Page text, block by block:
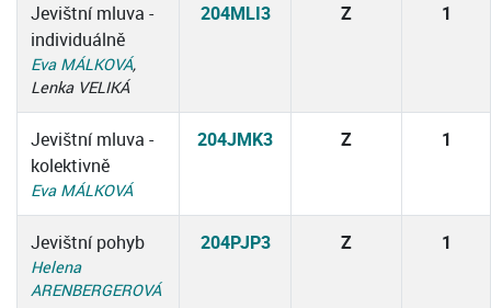
Jevištní mluva -
individuálně
Eva MÁLKOVÁ,
Lenka VELIKÁ
204MLI3 Z 1
Jevištní mluva -
kolektivně
Eva MÁLKOVÁ
204JMK3 Z 1
Jevištní pohyb
Helena
ARENBERGEROVÁ
204PJP3 Z 1